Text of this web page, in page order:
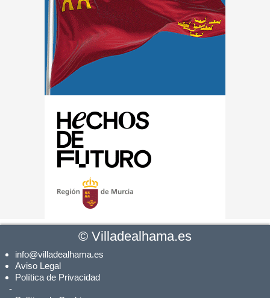
© Villadealhama.es
info@villadealhama.es
Aviso Legal
Política de Privacidad
-